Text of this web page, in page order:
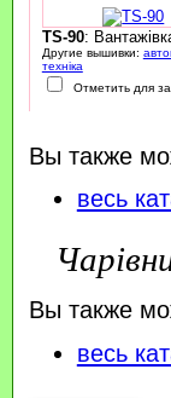
TS-90:
Другие вышивки:
техніка
Отметить для
Вы также
весь
Вы также
весь